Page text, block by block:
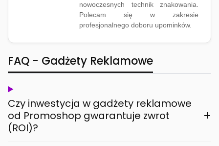
nowoczesnych technik znakowania.
Polecam się w zakresie
profesjonalnego doboru upominków.
FAQ - Gadżety Reklamowe
Czy inwestycja w gadżety reklamowe
od Promoshop gwarantuje zwrot
(ROI)?
+